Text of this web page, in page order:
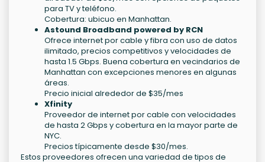
para TV y teléfono.
Cobertura: ubicuo en Manhattan.
Astound Broadband powered by RCN
Ofrece internet por cable y fibra con uso de datos
ilimitado, precios competitivos y velocidades de
hasta 1.5 Gbps. Buena cobertura en vecindarios de
Manhattan con excepciones menores en algunas
áreas.
Precio inicial alrededor de $35/mes
Xfinity
Proveedor de internet por cable con velocidades
de hasta 2 Gbps y cobertura en la mayor parte de
NYC.
Precios típicamente desde $30/mes.
Estos proveedores ofrecen una variedad de tipos de